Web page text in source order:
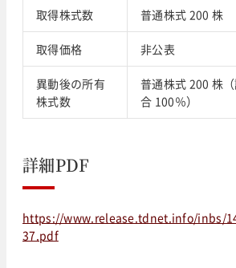
取得株式数 普通株式 200 株
取得価格 非公表
異動後の所有
株式数
普通株式 200 株
合 100％）
詳細PDF
https://www.release.tdnet.info/inbs/
37.pdf